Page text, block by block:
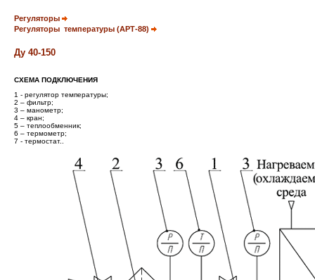
Регуляторы
Регуляторы температуры (АРТ-88)
Ду 40-150
СХЕМА ПОДКЛЮЧЕНИЯ
1 - регулятор температуры;
2 – фильтр;
3 – манометр;
4 – кран;
5 – теплообменник;
6 – термометр;
7 - термостат..